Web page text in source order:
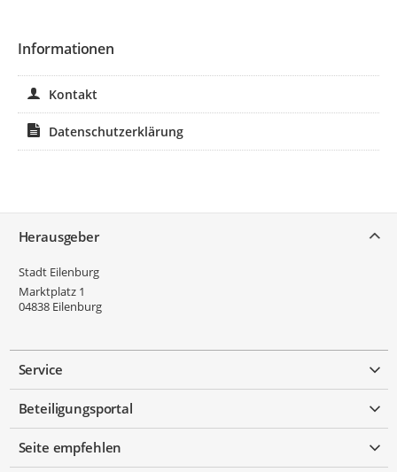
Informationen
Kontakt
Datenschutzerklärung
Herausgeber
Stadt Eilenburg
Marktplatz 1
04838 Eilenburg
Service
Beteiligungsportal
Seite empfehlen